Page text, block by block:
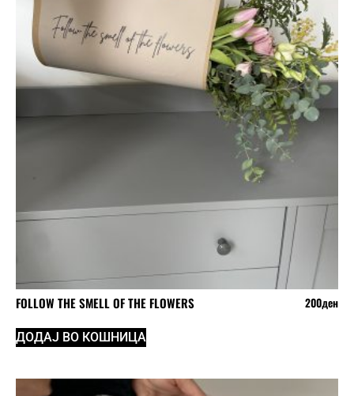
FOLLOW THE SMELL OF THE FLOWERS 200ден
ДОДАЈ ВО КОШНИЦА